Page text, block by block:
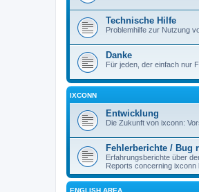
Technische Hilfe
Problemhilfe zur Nutzung
Danke
Für jeden, der einfach nur
IXCONN
Entwicklung
Die Zukunft von ixconn:
Fehlerberichte / Bug
Erfahrungsberichte über
Reports concerning ixconn
ENGLISH AREA